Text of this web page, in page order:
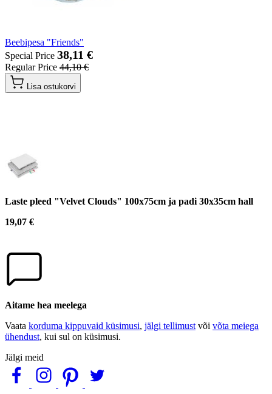
Beebipesa "Friends"
Special Price 38,11 €
Regular Price 44,10 €
Lisa ostukorvi
Laste pleed "Velvet Clouds" 100x75cm ja padi 30x35cm hall
19,07 €
Aitame hea meelega
Vaata korduma kippuvaid küsimusi, jälgi tellimust või võta meiega
ühendust, kui sul on küsimusi.
Jälgi meid